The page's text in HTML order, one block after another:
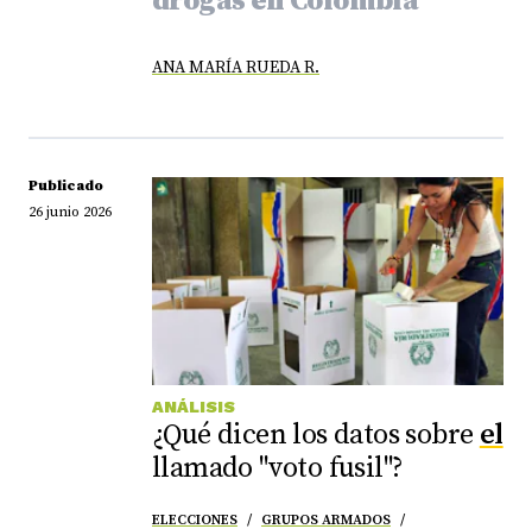
ANA MARÍA RUEDA R.
Publicado
26 junio 2026
ANÁLISIS
¿Qué dicen los datos sobre el
llamado "voto fusil"?
ELECCIONES
GRUPOS ARMADOS